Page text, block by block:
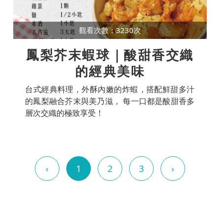
觀看次數：3230次
鳳梨芥末蝦球｜酸甜香交織
的經典美味
台式經典料理，外酥內嫩的炸蝦，搭配鮮甜多汁
的鳳梨融合芥末與美乃滋， 每一口都是酸甜香多
層次交織的極致享受！
‹ 1 2 3 ›